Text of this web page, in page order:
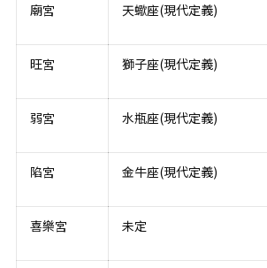
廟宮 天蠍座(現代定義)
旺宮 獅子座(現代定義)
弱宮 水瓶座(現代定義)
陷宮 金牛座(現代定義)
喜樂宮 未定